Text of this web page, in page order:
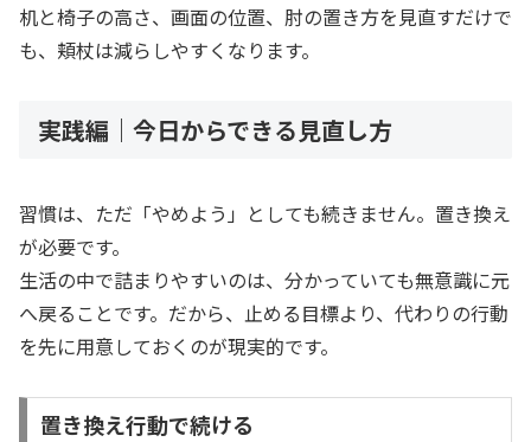
机と椅子の高さ、画面の位置、肘の置き方を見直すだけで
も、頬杖は減らしやすくなります。
実践編｜今日からできる見直し方
習慣は、ただ「やめよう」としても続きません。置き換え
が必要です。
生活の中で詰まりやすいのは、分かっていても無意識に元
へ戻ることです。だから、止める目標より、代わりの行動
を先に用意しておくのが現実的です。
置き換え行動で続ける